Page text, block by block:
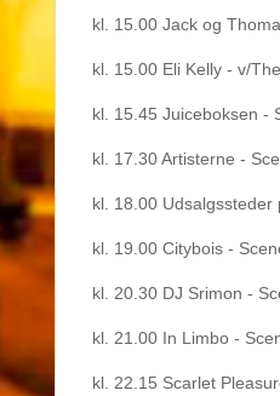
kl. 15.00 Jack og
kl. 15.00 Eli Kelly - v/
kl. 15.45 Juiceboksen -
kl. 17.30 Artisterne -
kl. 18.00
kl. 19.00 Citybois -
kl. 20.30 DJ Srimon -
kl. 21.00 In Limbo -
kl. 22.15 Scarlet